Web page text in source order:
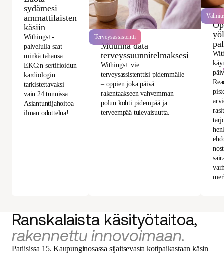
sydämesi
ammattilaisten
käsiin
Withings+-
palvelulla saat
minkä tahansa
EKG:n sertifioidun
kardiologin
tarkistettavaksi
vain 24 tunnissa.
Asiantuntijahoitoa
ilman odottelua!
Terveysassistentti
Muunna data
terveyssuunnitelmaksesi
Withings+ vie
terveysassistenttisi pidemmälle
– oppien joka päivä
rakentaakseen vahvemman
polun kohti pidempää ja
terveempää tulevaisuutta.
Ranskalaista käsityötaitoa,
rakennettu innovoimaan.
Pariisissa 15. Kaupunginosassa sijaitsevasta kotipaikastaan käsin